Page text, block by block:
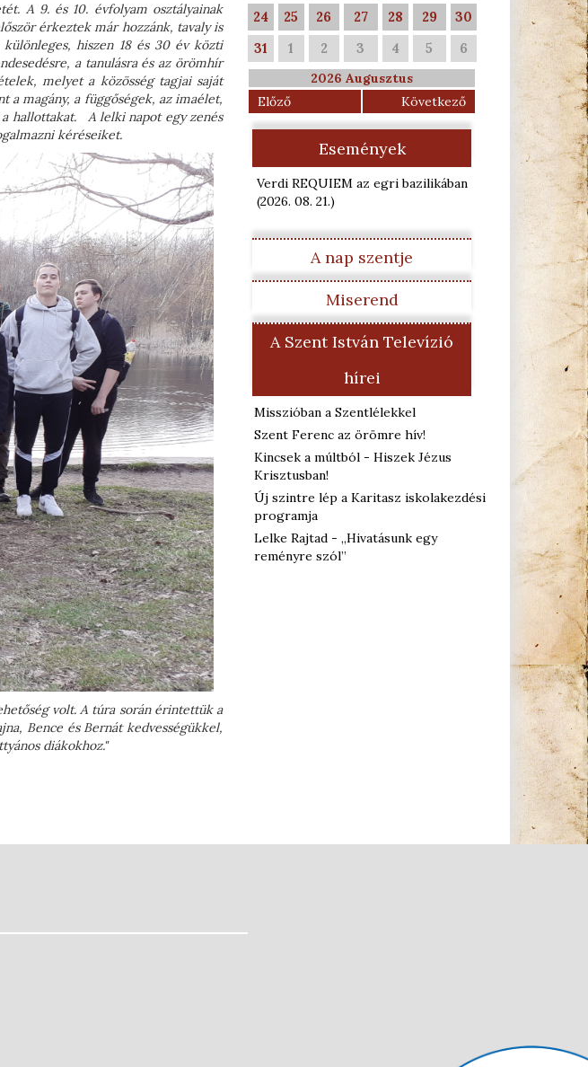
A 9. és 10. évfolyam osztályainak
érkeztek már hozzánk, tavaly is
hiszen 18 és 30 év közti
a tanulásra és az örömhír
melyet a közösség tagjai saját
magány, a függőségek, az imaélet,
a hallottakat. A lelki napot egy zenés
kéréseiket.
volt. A túra során érintettük a
Bence és Bernát kedvességükkel,
diákokhoz."
24
25 26 27 28 29
30
31
1 2 3 4 5 6
2026 Augusztus
Előző
Következő
Események
Verdi REQUIEM az egri bazilikában
(2026. 08. 21.)
A nap szentje
Miserend
A Szent István Televízió
hírei
Misszióban a Szentlélekkel
Szent Ferenc az örömre hív!
Kincsek a múltból - Hiszek Jézus
Krisztusban!
Új szintre lép a Karitasz iskolakezdési
programja
Lelke Rajtad - „Hivatásunk egy
reményre szól”